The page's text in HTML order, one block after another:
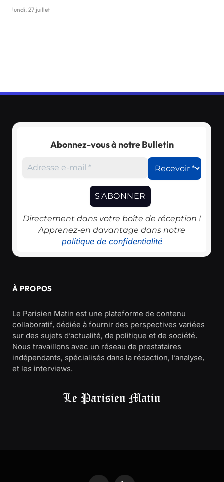
lundi, 27 juillet
Abonnez-vous à notre Bulletin
Directement dans votre boîte de réception !
Apprenez-en davantage dans notre
politique de confidentialité
À PROPOS
Le Parisien Matin est une plateforme de contenu
collaboratif, dédiée à fournir des perspectives variées
sur des sujets d’actualité, de politique et de société.
Nous travaillons avec un réseau de prestataires
indépendants, spécialisés dans la rédaction, l’analyse,
et les interviews.